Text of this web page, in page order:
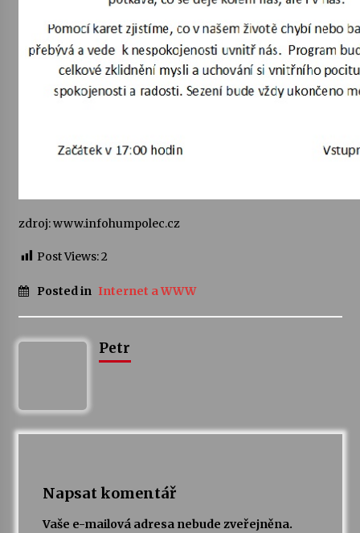
Za kulturou kousek za Humpolec. V Želivě ožije
odkaz Josefa Čapka
13. 7. 2026
zdroj: www.infohumpolec.cz
Post Views:2
Posted in Internet a WWW
Petr
Napsat komentář
Vaše e-mailová adresa nebude zveřejněna.